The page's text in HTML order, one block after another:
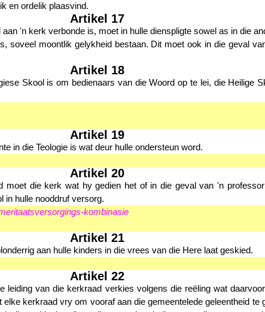
en ordelik plaasvind.
Artikel 17
'n kerk verbonde is, moet in hulle dienspligte sowel as in die
soveel moontlik gelykheid bestaan. Dit moet ook in die geval
Artikel 18
Skool is om bedienaars van die Woord op te lei, die Heilige
Artikel 19
in die Teologie is wat deur hulle ondersteun word.
Artikel 20
moet die kerk wat hy gedien het of in die geval van 'n
in hulle nooddruf versorg.
kombinasie
Artikel 21
aan hulle kinders in die vrees van die Here laat geskied.
Artikel 22
leiding van die kerkraad verkies volgens die reëling wat
kerkraad vry om vooraf aan die gemeentelede geleentheid te